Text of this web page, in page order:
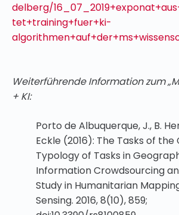
delberg/
tet+training+fuer+ki-
Weiterführende Information zum
+ KI:
Porto de Albuquerque, J., B.
Eckle (2016): The Tasks of the
Typology of Tasks in
Information Crowdsourcing
Study in Humanitarian
Sensing. 2016, 8(10), 859;